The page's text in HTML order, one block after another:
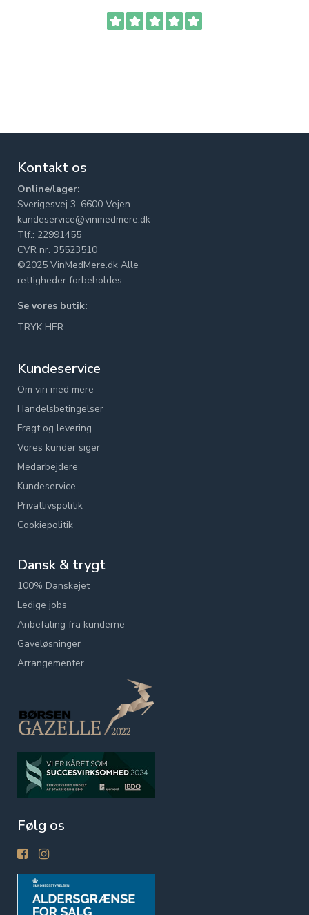
Kontakt os
Online/lager:
Sverigesvej 3, 6600 Vejen
kundeservice@vinmedmere.dk
Tlf.: 22991455
CVR nr. 35523510
©2025 VinMedMere.dk Alle
rettigheder forbeholdes
Se vores butik:
TRYK HER
Kundeservice
Om vin med mere
Handelsbetingelser
Fragt og levering
Vores kunder siger
Medarbejdere
Kundeservice
Privatlivspolitik
Cookiepolitik
Dansk & trygt
100% Danskejet
Ledige jobs
Anbefaling fra kunderne
Gaveløsninger
Arrangementer
Følg os